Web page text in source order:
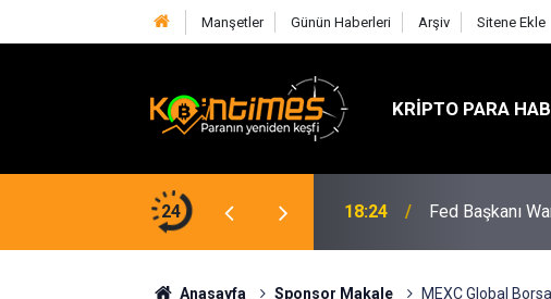
Manşetler Günün Haberleri Arşiv Sitene Ekle
KRIPTO PARA
24
Eylül'de Faiz Artışı Masada 18:23
Bekleniyor
Anasayfa Sponsor Makale MEXC Global